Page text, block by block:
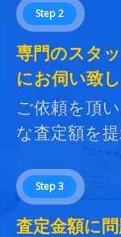
Step 2
専門のスタ
にお伺い致し
ご依頼を頂
な査定額を提
Step 3
査定金額に